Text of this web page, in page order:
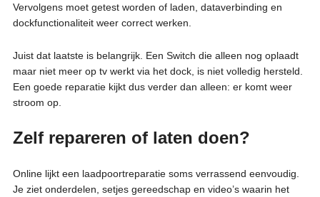
Vervolgens moet getest worden of laden, dataverbinding en
dockfunctionaliteit weer correct werken.
Juist dat laatste is belangrijk. Een Switch die alleen nog oplaadt
maar niet meer op tv werkt via het dock, is niet volledig hersteld.
Een goede reparatie kijkt dus verder dan alleen: er komt weer
stroom op.
Zelf repareren of laten doen?
Online lijkt een laadpoortreparatie soms verrassend eenvoudig.
Je ziet onderdelen, setjes gereedschap en video’s waarin het